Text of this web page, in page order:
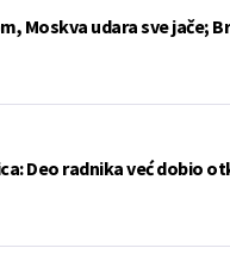
Moskva udara sve jače;
Deo radnika već dobio